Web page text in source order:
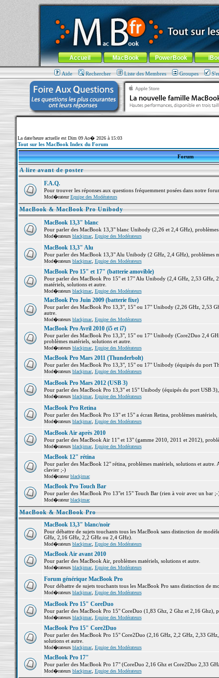
MacBook-fr.com : 100% Apple... 100% nomade !
Aller au contenu-Aller au menu général-Aller au menu de
Menu général
Accueil MacBook PowerBook
Aide Rechercher Liste des Membres Groupes
La date/heure actuelle est Dim 09 Ao� 2026 à 15:03
Tout sur les MacBook Index du Forum
Forum
A lire avant de poster
F.A.Q.
Pour trouver les réponses aux questions fréquemment posées dans notre
Mod�rateurEquipe des Modérateurs
MacBook & MacBook Pro Unibody
MacBook 13,3" blanc
Pour parler des MacBook 13,3" blanc Unibody (2,26 et 2,4 GHz),
Mod�rateurs blackjmac, Equipe des Modérateurs
MacBook 13,3" Alu
Pour parler des MacBook 13,3" Alu Unibody (2 GHz, 2,4 GHz), problèmes
Mod�rateurs blackjmac, Equipe des Modérateurs
MacBook Pro 15" et 17" (batterie amovible)
Pour parler des MacBook Pro 15" et 17" Alu Unibody (2,4 GHz, 2,53 GHz,
matériels, solutions et autre.
Mod�rateurs blackjmac, Equipe des Modérateurs
MacBook Pro Juin 2009 (batterie fixe)
Pour parler des MacBook Pro 13,3", 15" ou 17" Unibody (2,26 GHz, 2,53
autre.
Mod�rateurs blackjmac, Equipe des Modérateurs
MacBook Pro Avril 2010 (i5 et i7)
Pour parler des MacBook Pro 13,3", 15" ou 17" Unibody (Core2Duo 2,4
problèmes matériels, solutions et autre.
Mod�rateurs blackjmac, Equipe des Modérateurs
MacBook Pro Mars 2011 (Thunderbolt)
Pour parler des MacBook Pro 13,3", 15" ou 17" Unibody (équipés du port
Mod�rateurs blackjmac, Equipe des Modérateurs
MacBook Pro Mars 2012 (USB 3)
Pour parler des MacBook Pro 13,3" et 15" Unibody (équipés du port USB
Mod�rateurs blackjmac, Equipe des Modérateurs
MacBook Pro Retina
Pour parler des MacBook Pro 13" et 15" a écran Retina, problèmes matériels,
Mod�rateurs blackjmac, Equipe des Modérateurs
MacBook Air après 2010
Pour parler des MacBook Air 11" et 13" (gamme 2010, 2011 et 2012),
Mod�rateurs blackjmac, Equipe des Modérateurs
MacBook 12" rétina
Pour parler des MacBook 12" rétina, problèmes matériels, solutions et
clavier ;-)
Mod�rateurblackjmac
MacBook Pro Touch Bar
Pour parler des MacBook Pro 13"et 15" Touch Bar (rien à voir avec un bar
Mod�rateurblackjmac
MacBook & MacBook Pro
MacBook 13,3" blanc/noir
Pour débattre de sujets touchants tous les MacBook sans distinction de
GHz, 2,16 GHz, 2,2 GHz ou 2,4 GHz).
Mod�rateurs blackjmac, Equipe des Modérateurs
MacBook Air avant 2010
Pour parler des MacBook Air, problèmes matériels, solutions et autre.
Mod�rateurs blackjmac, Equipe des Modérateurs
Forum générique MacBook Pro
Pour débattre de sujets touchants tous les MacBook Pro sans distinction de
Mod�rateurs blackjmac, Equipe des Modérateurs
MacBook Pro 15" CoreDuo
Pour parler des MacBook Pro 15" CoreDuo (1,83 Ghz, 2 Ghz et 2,16 Ghz),
Mod�rateurs blackjmac, Equipe des Modérateurs
MacBook Pro 15" Core2Duo
Pour parler des MacBook Pro 15" Core2Duo (2,16 GHz, 2,2 GHz, 2,33
solutions et autre.
Mod�rateurs blackjmac, Equipe des Modérateurs
MacBook Pro 17"
Pour parler des MacBook Pro 17" (CoreDuo 2,16 Ghz et Core2Duo 2,33
Mod�rateurs blackjmac, Equipe des Modérateurs